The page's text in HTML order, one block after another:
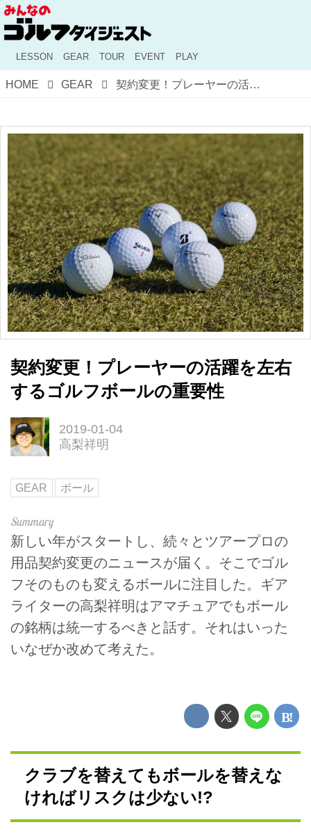
LESSON GEAR TOUR EVENT PLAY
HOME GEAR 契約変更！プレーヤーの活躍を左右するゴルフボールの重要性
契約変更！プレーヤーの活躍を左右
するゴルフボールの重要性
2019-01-04
高梨祥明
GEAR ボール
新しい年がスタートし、続々とツアープロの
用品契約変更のニュースが届く。そこでゴル
フそのものも変えるボールに注目した。ギア
ライターの高梨祥明はアマチュアでもボール
の銘柄は統一するべきと話す。それはいった
いなぜか改めて考えた。
クラブを替えてもボールを替えな
ければリスクは少ない!?